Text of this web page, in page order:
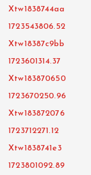
Xtw1838744aa
1723543806.52
Xtw18387c9bb
1723601314.37
Xtw183870650
1723670250.96
Xtw183872076
1723712271.12
Xtw1838741e3
1723801092.89